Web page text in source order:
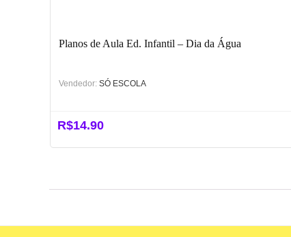
Planos de Aula Ed. Infantil – Dia da Água
Vendedor: SÓ ESCOLA
R$14.90